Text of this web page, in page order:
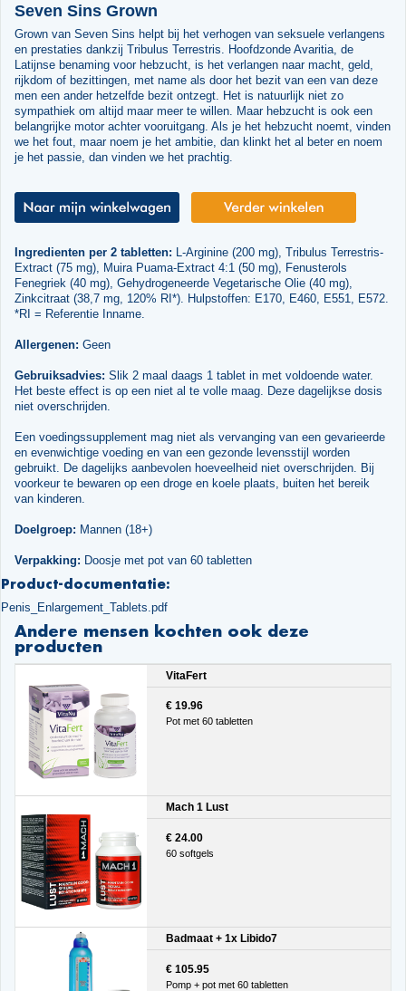
Seven Sins Grown
Grown van Seven Sins helpt bij het verhogen van seksuele verlangens
en prestaties dankzij Tribulus Terrestris. Hoofdzonde Avaritia, de
Latijnse benaming voor hebzucht, is het verlangen naar macht, geld,
rijkdom of bezittingen, met name als door het bezit van een van deze
men een ander hetzelfde bezit ontzegt. Het is natuurlijk niet zo
sympathiek om altijd maar meer te willen. Maar hebzucht is ook een
belangrijke motor achter vooruitgang. Als je het hebzucht noemt, vinden
we het fout, maar noem je het ambitie, dan klinkt het al beter en noem
je het passie, dan vinden we het prachtig.
Ingredienten per 2 tabletten: L-Arginine (200 mg), Tribulus Terrestris-
Extract (75 mg), Muira Puama-Extract 4:1 (50 mg), Fenusterols
Fenegriek (40 mg), Gehydrogeneerde Vegetarische Olie (40 mg),
Zinkcitraat (38,7 mg, 120% RI*). Hulpstoffen: E170, E460, E551, E572.
*RI = Referentie Inname.
Allergenen: Geen
Gebruiksadvies: Slik 2 maal daags 1 tablet in met voldoende water.
Het beste effect is op een niet al te volle maag. Deze dagelijkse dosis
niet overschrijden.
Een voedingssupplement mag niet als vervanging van een gevarieerde
en evenwichtige voeding en van een gezonde levensstijl worden
gebruikt. De dagelijks aanbevolen hoeveelheid niet overschrijden. Bij
voorkeur te bewaren op een droge en koele plaats, buiten het bereik
van kinderen.
Doelgroep: Mannen (18+)
Verpakking: Doosje met pot van 60 tabletten
Product-documentatie:
Penis_Enlargement_Tablets.pdf
Andere mensen kochten ook deze
producten
VitaFert
€ 19.96
Pot met 60 tabletten
Mach 1 Lust
€ 24.00
60 softgels
Badmaat + 1x Libido7
€ 105.95
Pomp + pot met 60 tabletten